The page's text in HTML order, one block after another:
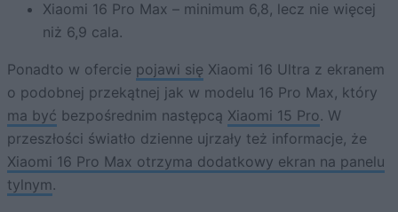
Xiaomi 16 Pro Max – minimum 6,8, lecz nie więcej
niż 6,9 cala.
Ponadto w ofercie pojawi się Xiaomi 16 Ultra z ekranem
o podobnej przekątnej jak w modelu 16 Pro Max, który
ma być bezpośrednim następcą Xiaomi 15 Pro. W
przeszłości światło dzienne ujrzały też informacje, że
Xiaomi 16 Pro Max otrzyma dodatkowy ekran na panelu
tylnym.